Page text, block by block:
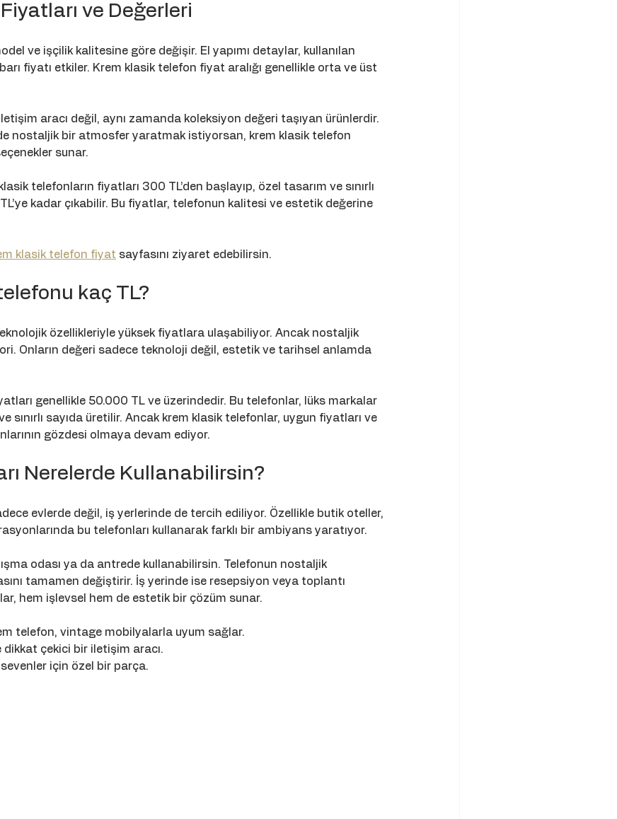
ve Değerleri
ve işçilik kalitesine göre değişir. El yapımı detaylar, kullanılan
fiyatı etkiler. Krem klasik telefon fiyat aralığı genellikle orta ve üst
aracı değil, aynı zamanda koleksiyon değeri taşıyan ürünlerdir.
nostaljik bir atmosfer yaratmak istiyorsan, krem klasik telefon
sunar.
telefonların fiyatları 300 TL’den başlayıp, özel tasarım ve sınırlı
kadar çıkabilir. Bu fiyatlar, telefonun kalitesi ve estetik değerine
klasik telefon fiyat sayfasını ziyaret edebilirsin.
kaç TL?
özellikleriyle yüksek fiyatlara ulaşabiliyor. Ancak nostaljik
Onların değeri sadece teknoloji değil, estetik ve tarihsel anlamda
genellikle 50.000 TL ve üzerindedir. Bu telefonlar, lüks markalar
sınırlı sayıda üretilir. Ancak krem klasik telefonlar, uygun fiyatları ve
gözdesi olmaya devam ediyor.
Nerelerde Kullanabilirsin?
evlerde değil, iş yerlerinde de tercih ediliyor. Özellikle butik oteller,
bu telefonları kullanarak farklı bir ambiyans yaratıyor.
odası ya da antrede kullanabilirsin. Telefonun nostaljik
tamamen değiştirir. İş yerinde ise resepsiyon veya toplantı
hem işlevsel hem de estetik bir çözüm sunar.
telefon, vintage mobilyalarla uyum sağlar.
dikkat çekici bir iletişim aracı.
için özel bir parça.